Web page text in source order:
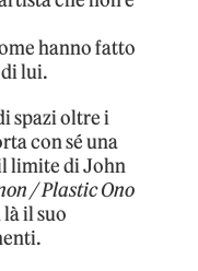
hanno fatto
lui.
spazi oltre i
con sé una
limite di John
/ Plastic Ono
il suo